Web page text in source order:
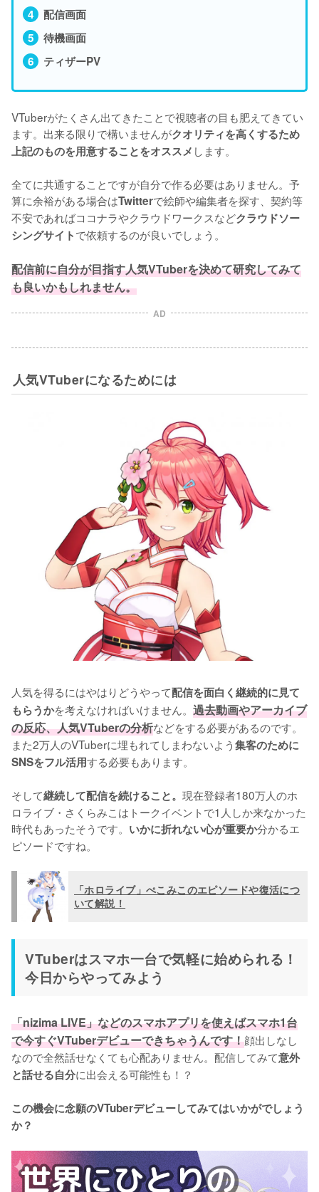
配信画面
待機画面
ティザーPV
VTuberがたくさん出てきたことで視聴者の目も肥えてきてい
ます。出来る限りで構いませんがクオリティを高くするため
上記のものを用意することをオススメ します。
全てに共通することですが自分で作る必要はありません。予
算に余裕がある場合はTwitterで絵師や編集者を探す、契約等
不安であればココナラやクラウドワークスなどクラウドソー
シングサイトで依頼するのが良いでしょう。
配信前に自分が目指す人気VTuberを決めて研究してみて
も良いかもしれません。
AD
人気VTuberになるためには
人気を得るにはやはりどうやって配信を面白く継続的に見て
もらうかを考えなければいけません。 過去動画やアーカイブ
の反応、人気VTuberの分析などをする必要があるのです。
また2万人のVTuberに埋もれてしまわないよう集客のために
SNSをフル活用する必要もあります。
そして継続して配信を続けること。 現在登録者180万人のホ
ロライブ・さくらみこはトークイベントで1人しか来なかった
時代もあったそうです。 いかに折れない心が重要か分かるエ
ピソードですね。
「ホロライブ」ぺこみこのエピソードや復活につ
いて解説！
VTuberはスマホ一台で気軽に始められる！
今日からやってみよう
「nizima LIVE」などのスマホアプリを使えばスマホ1台
で今すぐVTuberデビューできちゃうんです！顔出しなし
なので全然話せなくても心配ありません。配信してみて意外
と話せる自分に出会える可能性も！？
この機会に念願のVTuberデビューしてみてはいかがでしょう
か？